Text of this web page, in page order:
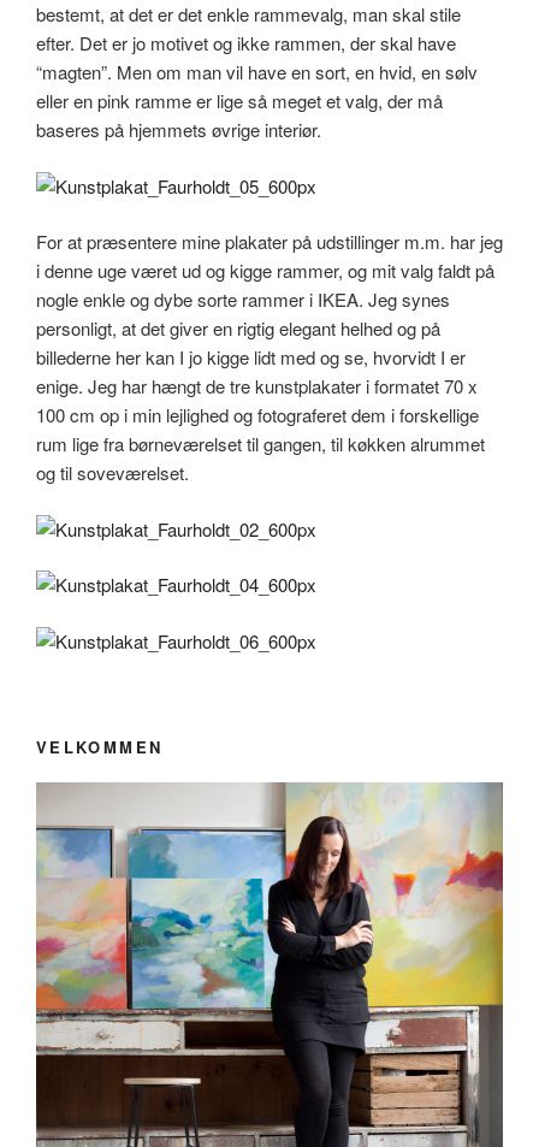
bestemt, at det er det enkle rammevalg, man skal stile
efter. Det er jo motivet og ikke rammen, der skal have
“magten”. Men om man vil have en sort, en hvid, en sølv
eller en pink ramme er lige så meget et valg, der må
baseres på hjemmets øvrige interiør.
For at præsentere mine plakater på udstillinger m.m. har jeg
i denne uge været ud og kigge rammer, og mit valg faldt på
nogle enkle og dybe sorte rammer i IKEA. Jeg synes
personligt, at det giver en rigtig elegant helhed og på
billederne her kan I jo kigge lidt med og se, hvorvidt I er
enige. Jeg har hængt de tre kunstplakater i formatet 70 x
100 cm op i min lejlighed og fotograferet dem i forskellige
rum lige fra børneværelset til gangen, til køkken alrummet
og til soveværelset.
VELKOMMEN